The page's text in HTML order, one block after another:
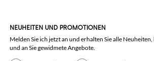
NEUHEITEN UND PROMOTIONEN
Melden Sie ich jetzt an und erhalten Sie alle
und an Sie gewidmete Angebote.